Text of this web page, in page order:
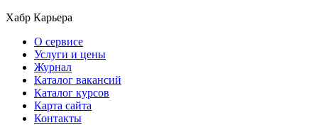
Хабр Карьера
О сервисе
Услуги и цены
Журнал
Каталог вакансий
Каталог курсов
Карта сайта
Контакты